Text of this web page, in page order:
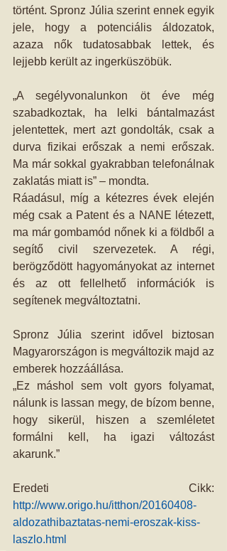
történt. Spronz Júlia szerint ennek egyik
jele, hogy a potenciális áldozatok,
azaza nők tudatosabbak lettek, és
lejjebb került az ingerküszöbük.
„A segélyvonalunkon öt éve még
szabadkoztak, ha lelki bántalmazást
jelentettek, mert azt gondolták, csak a
durva fizikai erőszak a nemi erőszak.
Ma már sokkal gyakrabban telefonálnak
zaklatás miatt is” – mondta.
Ráadásul, míg a kétezres évek elején
még csak a Patent és a NANE létezett,
ma már gombamód nőnek ki a földből a
segítő civil szervezetek. A régi,
berögződött hagyományokat az internet
és az ott fellelhető információk is
segítenek megváltoztatni.
Spronz Júlia szerint idővel biztosan
Magyarországon is megváltozik majd az
emberek hozzáállása.
„Ez máshol sem volt gyors folyamat,
nálunk is lassan megy, de bízom benne,
hogy sikerül, hiszen a szemléletet
formálni kell, ha igazi változást
akarunk.”
http://www.origo.hu/itthon/20160408-
aldozathibaztatas-nemi-eroszak-kiss-
laszlo.html